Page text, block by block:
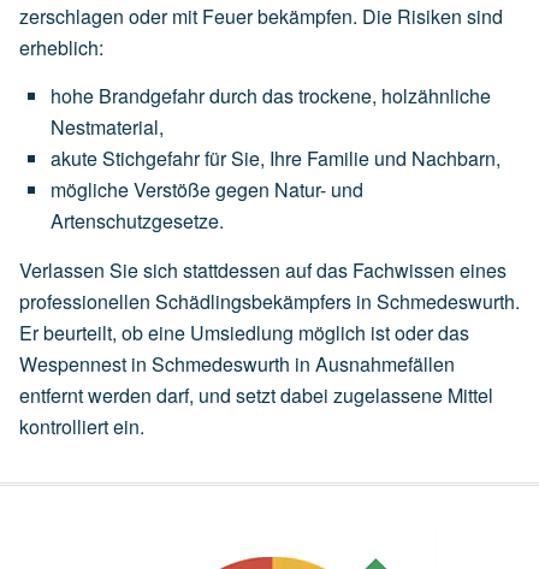
zerschlagen oder mit Feuer bekämpfen. Die Risiken sind
erheblich:
hohe Brandgefahrdurch dastrockene, holzähnliche
Nestmaterial,
akuteStichgefahrfürSie, Ihre Familie und Nachbarn,
möglicheVerstößegegen Natur- und
Artenschutzgesetze.
Verlassen Sie sich stattdessen auf das Fachwissen eines
professionellen Schädlingsbekämpfers in Schmedeswurth.
Er beurteilt, ob eine Umsiedlung möglich ist oder das
Wespennest in Schmedeswurth in Ausnahmefällen
entfernt werden darf, und setzt dabei zugelassene Mittel
kontrolliert ein.